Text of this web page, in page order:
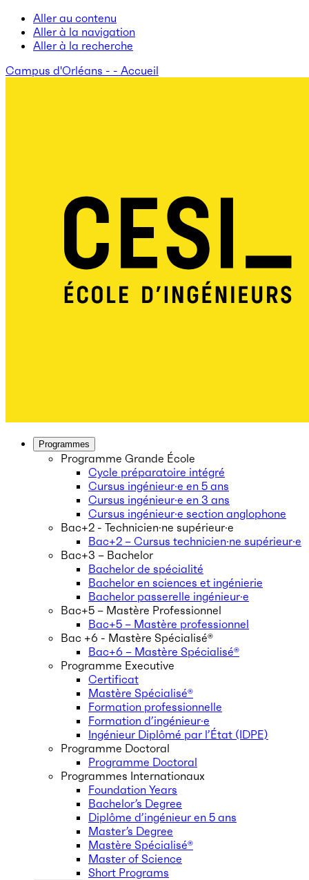
Aller au contenu
Aller à la navigation
Aller à la recherche
Campus d'Orléans - - Accueil
Programmes
Programme Grande École
Cycle préparatoire intégré
Cursus ingénieur·e en 5 ans
Cursus ingénieur·e en 3 ans
Cursus ingénieur·e section anglophone
Bac+2 - Technicien·ne supérieur·e
Bac+2 – Cursus technicien·ne supérieur·e
Bac+3 – Bachelor
Bachelor de spécialité
Bachelor en sciences et ingénierie
Bachelor passerelle ingénieur·e
Bac+5 – Mastère Professionnel
Bac+5 – Mastère professionnel
Bac +6 - Mastère Spécialisé®
Bac+6 – Mastère Spécialisé®
Programme Executive
Certificat
Mastère Spécialisé®
Formation professionnelle
Formation d’ingénieur·e
Ingénieur Diplômé par l’État (IDPE)
Programme Doctoral
Programme Doctoral
Programmes Internationaux
Foundation Years
Bachelor’s Degree
Diplôme d’ingénieur en 5 ans
Master’s Degree
Mastère Spécialisé®
Master of Science
Short Programs